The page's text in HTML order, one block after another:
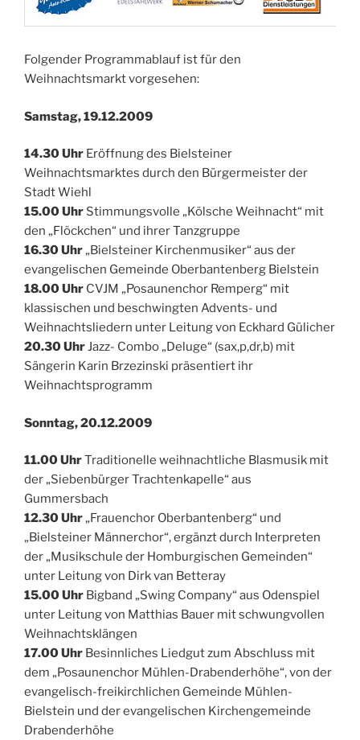
Folgender Programmablauf ist für den
Weihnachtsmarkt vorgesehen:
Samstag, 19.12.2009
14.30 Uhr Eröffnung des Bielsteiner
Weihnachtsmarktes durch den Bürgermeister der
Stadt Wiehl
15.00 Uhr Stimmungsvolle „Kölsche Weihnacht“ mit
den „Flöckchen“ und ihrer Tanzgruppe
16.30 Uhr„Bielsteiner Kirchenmusiker“ aus der
evangelischen Gemeinde Oberbantenberg Bielstein
18.00 Uhr CVJM „Posaunenchor Remperg“ mit
klassischen und beschwingten Advents- und
Weihnachtsliedern unter Leitung von Eckhard Gülicher
20.30 UhrJazz- Combo „Deluge“ (sax,p,dr,b) mit
Sängerin Karin Brzezinski präsentiert ihr
Weihnachtsprogramm
Sonntag, 20.12.2009
11.00 UhrTraditionelle weihnachtliche Blasmusik mit
der „Siebenbürger Trachtenkapelle“ aus
Gummersbach
12.30 Uhr„Frauenchor Oberbantenberg“ und
„Bielsteiner Männerchor“, ergänzt durch Interpreten
der „Musikschule der Homburgischen Gemeinden“
unter Leitung von Dirk van Betteray
15.00 Uhr Bigband „Swing Company“ aus Odenspiel
unter Leitung von Matthias Bauer mit schwungvollen
Weihnachtsklängen
17.00 Uhr Besinnliches Liedgut zum Abschluss mit
dem „Posaunenchor Mühlen-Drabenderhöhe“, von der
evangelisch-freikirchlichen Gemeinde Mühlen-
Bielstein und der evangelischen Kirchengemeinde
Drabenderhöhe